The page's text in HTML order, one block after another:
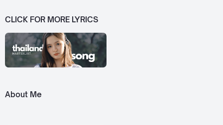
CLICK FOR MORE LYRICS
About Me